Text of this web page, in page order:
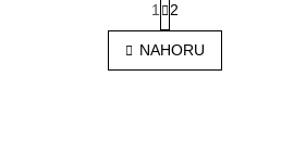
O
v
t
r
á
n
1 2
NAHORU